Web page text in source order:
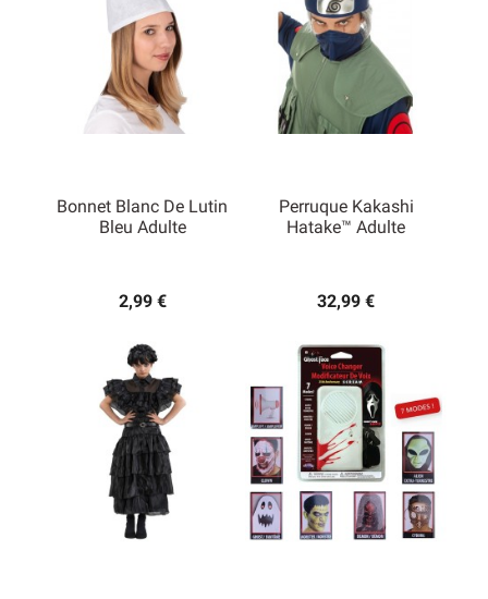
Bonnet Blanc De Lutin
Bleu Adulte
2,99 €
Perruque Kakashi
Hatake™ Adulte
32,99 €